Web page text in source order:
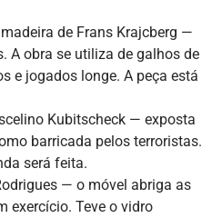
de Frans Krajcberg —
A obra se utiliza de galhos de
e jogados longe. A peça está
Kubitscheck — exposta
barricada pelos terroristas.
será feita.
— o móvel abriga as
exercício. Teve o vidro